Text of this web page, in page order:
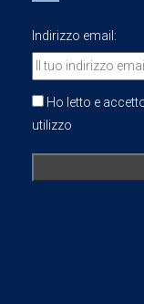
Indirizzo email:
Ho letto e
utilizzo